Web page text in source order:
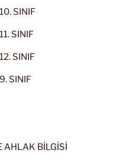
SINIF
SINIF
SINIF
SINIF
AHLAK BİLGİSİ